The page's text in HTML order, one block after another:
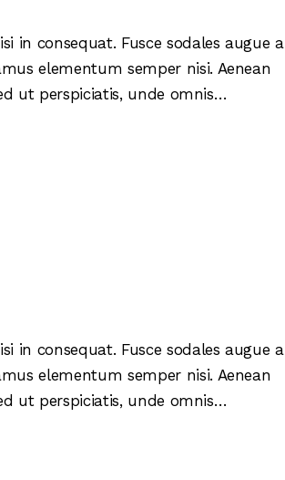
in consequat. Fusce sodales augue a
elementum semper nisi. Aenean
ut perspiciatis, unde omnis…
in consequat. Fusce sodales augue a
elementum semper nisi. Aenean
ut perspiciatis, unde omnis…